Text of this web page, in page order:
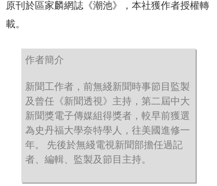
原刊於區家麟網誌《潮池》，本社獲作者授權轉
載。
作者簡介
新聞工作者，前無綫新聞時事節目監製
及曾任《新聞透視》主持，第二屆中大
新聞獎電子傳媒組得獎者，較早前獲選
為史丹福大學奈特學人，往美國進修一
年。 先後於無綫電視新聞部擔任過記
者、編輯、監製及節目主持。